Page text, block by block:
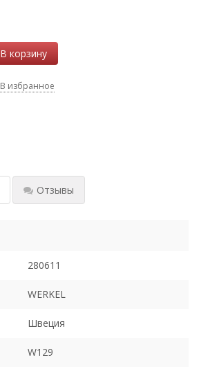
В корзину
В избранное
Отзывы
280611
WERKEL
Швеция
W129